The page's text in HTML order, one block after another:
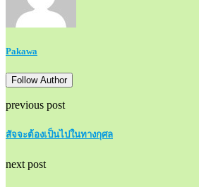
Pakawa
Follow Author
previous post
สัจจะต้องเป็นไปในทางกุศล
next post